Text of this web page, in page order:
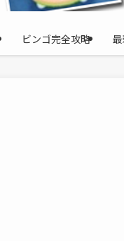
ビンゴ完全攻略